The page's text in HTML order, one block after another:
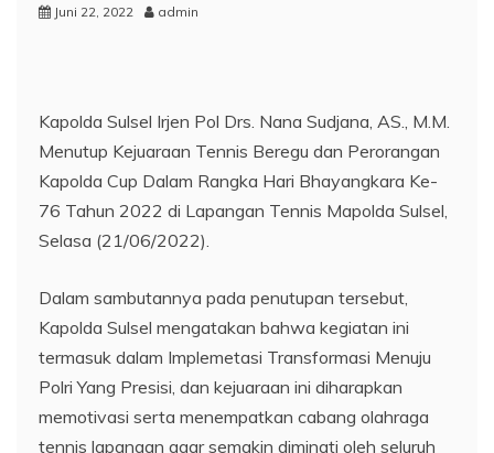
Juni 22, 2022 admin
Kapolda Sulsel Irjen Pol Drs. Nana Sudjana, AS., M.M.
Menutup Kejuaraan Tennis Beregu dan Perorangan
Kapolda Cup Dalam Rangka Hari Bhayangkara Ke-
76 Tahun 2022 di Lapangan Tennis Mapolda Sulsel,
Selasa (21/06/2022).
Dalam sambutannya pada penutupan tersebut,
Kapolda Sulsel mengatakan bahwa kegiatan ini
termasuk dalam Implemetasi Transformasi Menuju
Polri Yang Presisi, dan kejuaraan ini diharapkan
memotivasi serta menempatkan cabang olahraga
tennis lapangan agar semakin diminati oleh seluruh